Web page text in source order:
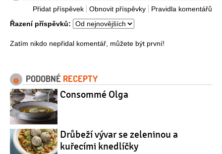
Pravidla komentářů
Obnovit příspěvky
Přidat příspěvek
Řazení příspěvků:
Zatím nikdo nepřidal komentář, můžete být první!
PODOBNÉ RECEPTY
Consommé Olga
Drůbeží vývar se zeleninou a
kuřecími knedlíčky